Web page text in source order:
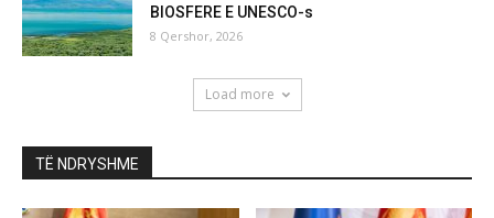
BIOSFERE E UNESCO-s
8 Qershor, 2026
Load more
TË NDRYSHME